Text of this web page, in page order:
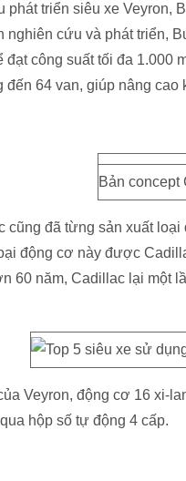
phát triển siêu xe Veyron,
nghiên cứu và phát triển,
đạt công suất tối đa 1.000
đến 64 van, giúp nâng
Bản concept
cũng đã từng sản xuất
động cơ này được
60 năm, Cadillac lại một
Veyron, động cơ 16 xi-
hộp số tự động 4 cấp.